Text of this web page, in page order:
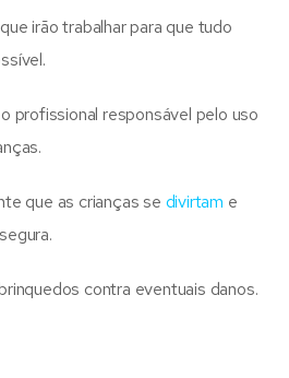
irão trabalhar para que tudo
profissional responsável pelo uso
que as crianças se divirtam e
contra eventuais danos.